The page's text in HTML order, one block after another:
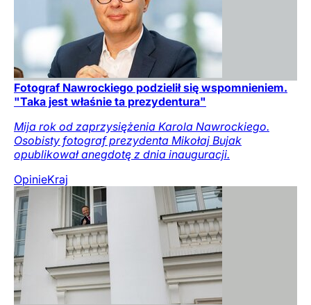
Fotograf Nawrockiego podzielił się wspomnieniem.
"Taka jest właśnie ta prezydentura"
Mija rok od zaprzysiężenia Karola Nawrockiego.
Osobisty fotograf prezydenta Mikołaj Bujak
opublikował anegdotę z dnia inauguracji.
OpinieKraj